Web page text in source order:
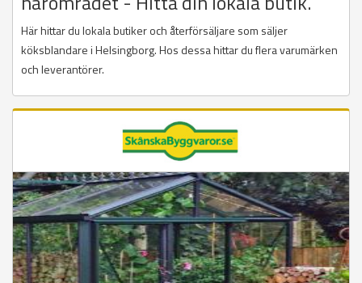
Här hittar du lokala butiker och återförsäljare som säljer
köksblandare i Helsingborg. Hos dessa hittar du flera varumärken
och leverantörer.